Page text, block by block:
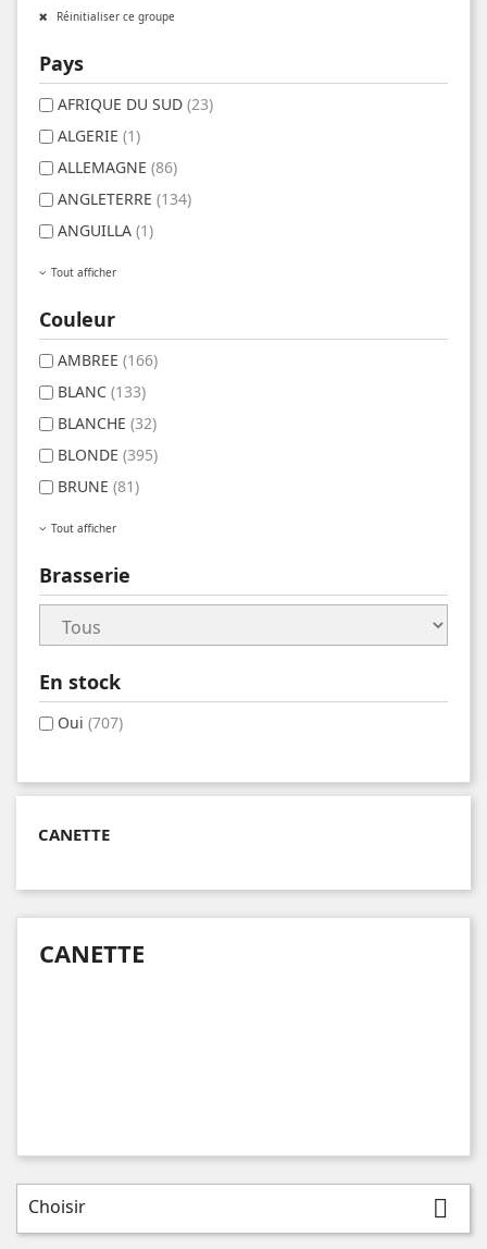
Réinitialiser ce groupe
Pays
AFRIQUE DU SUD (23)
ALGERIE (1)
ALLEMAGNE (86)
ANGLETERRE (134)
ANGUILLA (1)
Tout afficher
Couleur
AMBREE (166)
BLANC (133)
BLANCHE (32)
BLONDE (395)
BRUNE (81)
Tout afficher
Brasserie
En stock
Oui (707)
CANETTE
CANETTE
Choisir 